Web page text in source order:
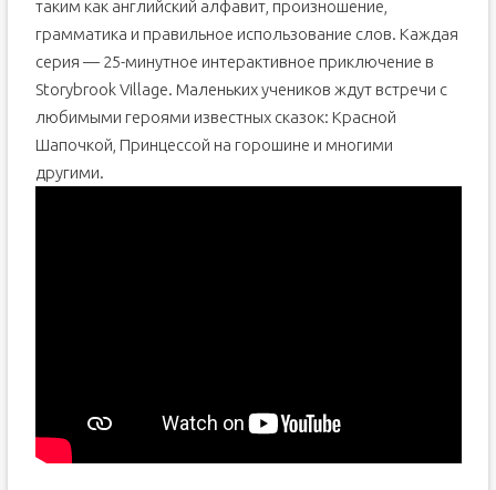
таким как английский алфавит, произношение,
грамматика и правильное использование слов. Каждая
серия — 25-минутное интерактивное приключение в
Storybrook Village. Маленьких учеников ждут встречи с
любимыми героями известных сказок: Красной
Шапочкой, Принцессой на горошине и многими
другими.